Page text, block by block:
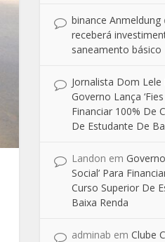
binance Anmeldung
receberá
saneamento básico
Jornalista Dom
Governo Lança
Financiar 100% De
De Estudante De
Landon em
Social’ Para
Curso Superior De
Baixa Renda
adminab em Clube